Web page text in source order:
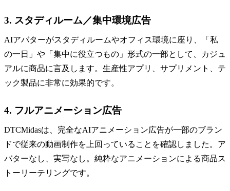
3. スタディルーム／集中環境広告
AIアバターがスタディルームやオフィス環境に座り、「私
の一日」や「集中に役立つもの」形式の一部として、カジュ
アルに商品に言及します。生産性アプリ、サプリメント、テ
ック製品に非常に効果的です。
4. フルアニメーション広告
DTCMidasは、完全なAIアニメーション広告が一部のブラン
ドで従来の動画制作を上回っていることを確認しました。ア
バターなし、実写なし。純粋なアニメーションによる商品ス
トーリーテリングです。